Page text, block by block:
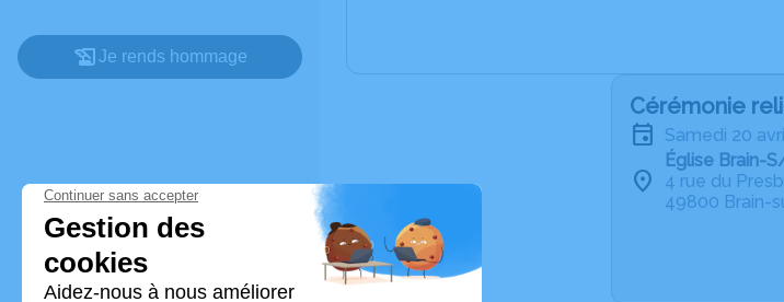
Je rends hommage
Cérémonie
samedi 20
Église Brain-
4 rue du
49800 Brain-